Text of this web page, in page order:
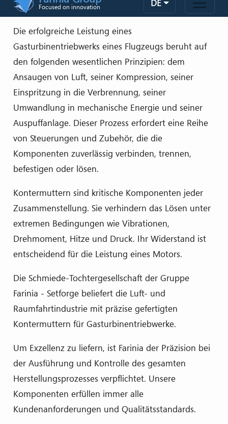
Die erfolgreiche Leistung eines
Gasturbinentriebwerks eines Flugzeugs beruht auf
den folgenden wesentlichen Prinzipien: dem
Ansaugen von Luft, seiner Kompression, seiner
Einspritzung in die Verbrennung, seiner
Umwandlung in mechanische Energie und seiner
Auspuffanlage. Dieser Prozess erfordert eine Reihe
von Steuerungen und Zubehör, die die
Komponenten zuverlässig verbinden, trennen,
befestigen oder lösen.
Kontermuttern sind kritische Komponenten jeder
Zusammenstellung. Sie verhindern das Lösen unter
extremen Bedingungen wie Vibrationen,
Drehmoment, Hitze und Druck. Ihr Widerstand ist
entscheidend für die Leistung eines Motors.
Die Schmiede-Tochtergesellschaft der Gruppe
Farinia - Setforge beliefert die Luft- und
Raumfahrtindustrie mit präzise gefertigten
Kontermuttern für Gasturbinentriebwerke.
Um Exzellenz zu liefern, ist Farinia der Präzision bei
der Ausführung und Kontrolle des gesamten
Herstellungsprozesses verpflichtet. Unsere
Komponenten erfüllen immer alle
Kundenanforderungen und Qualitätsstandards.